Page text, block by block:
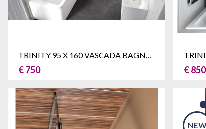
TRINITY 95 X 160 VASCADA BAGNO BOX DOCCIA
€ 750 € 850